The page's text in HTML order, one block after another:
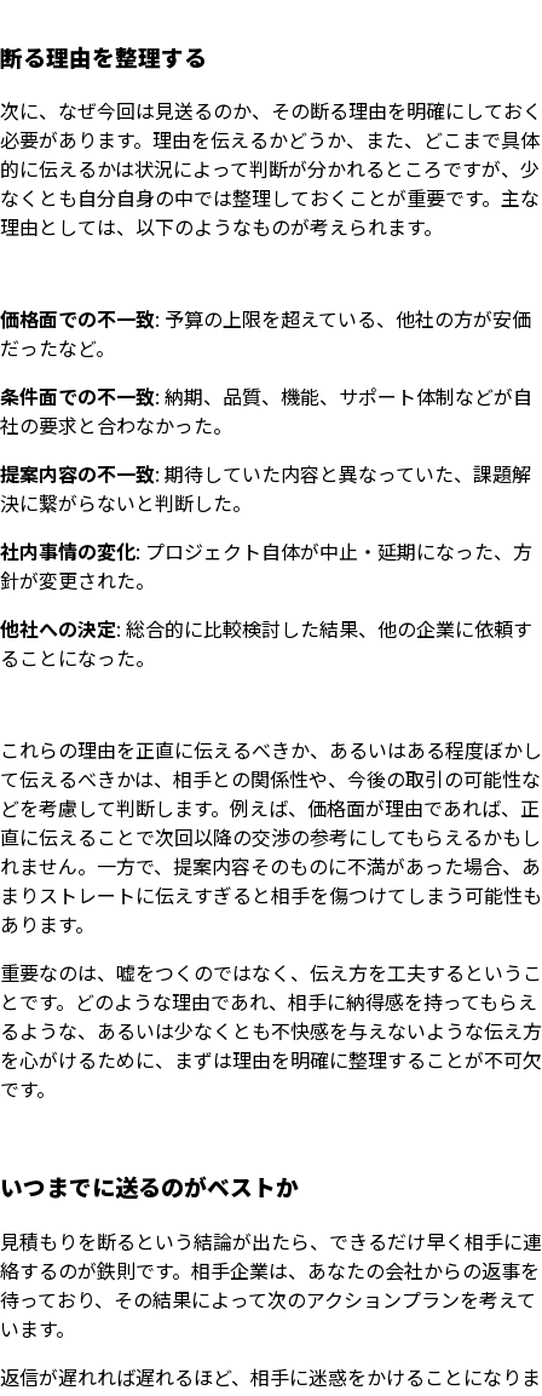
断る理由を整理する
次に、なぜ今回は見送るのか、その断る理由を明確にしておく
必要があります。理由を伝えるかどうか、また、どこまで具体
的に伝えるかは状況によって判断が分かれるところですが、少
なくとも自分自身の中では整理しておくことが重要です。主な
理由としては、以下のようなものが考えられます。
価格面での不一致: 予算の上限を超えている、他社の方が安価
だったなど。
条件面での不一致: 納期、品質、機能、サポート体制などが自
社の要求と合わなかった。
提案内容の不一致: 期待していた内容と異なっていた、課題解
決に繋がらないと判断した。
社内事情の変化: プロジェクト自体が中止・延期になった、方
針が変更された。
他社への決定: 総合的に比較検討した結果、他の企業に依頼す
ることになった。
これらの理由を正直に伝えるべきか、あるいはある程度ぼかし
て伝えるべきかは、相手との関係性や、今後の取引の可能性な
どを考慮して判断します。例えば、価格面が理由であれば、正
直に伝えることで次回以降の交渉の参考にしてもらえるかもし
れません。一方で、提案内容そのものに不満があった場合、あ
まりストレートに伝えすぎると相手を傷つけてしまう可能性も
あります。
重要なのは、嘘をつくのではなく、伝え方を工夫するというこ
とです。どのような理由であれ、相手に納得感を持ってもらえ
るような、あるいは少なくとも不快感を与えないような伝え方
を心がけるために、まずは理由を明確に整理することが不可欠
です。
いつまでに送るのがベストか
見積もりを断るという結論が出たら、できるだけ早く相手に連
絡するのが鉄則です。相手企業は、あなたの会社からの返事を
待っており、その結果によって次のアクションプランを考えて
います。
返信が遅れれば遅れるほど、相手に迷惑をかけることになりま